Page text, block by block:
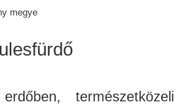
megye
természetközeli